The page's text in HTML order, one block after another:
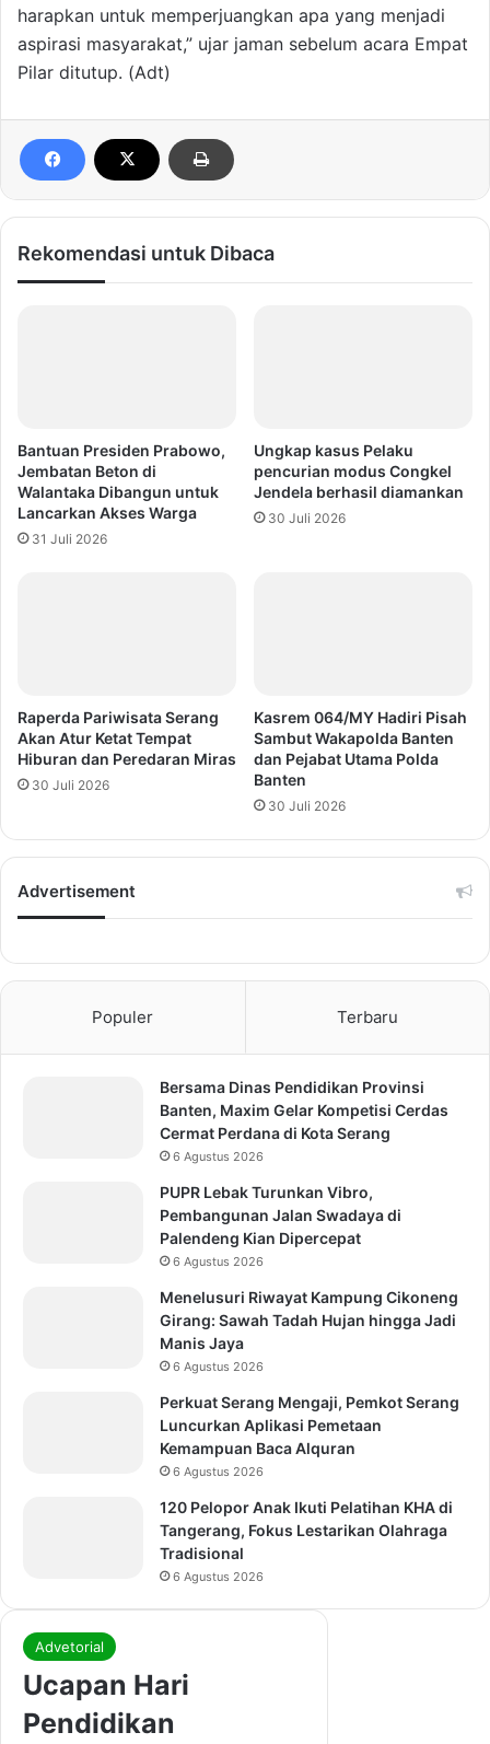
harapkan untuk memperjuangkan apa yang menjadi
aspirasi masyarakat,” ujar jaman sebelum acara Empat
Pilar ditutup. (Adt)
Rekomendasi untuk Dibaca
Bantuan Presiden Prabowo,
Jembatan Beton di
Walantaka Dibangun untuk
Lancarkan Akses Warga
31 Juli 2026
Ungkap kasus Pelaku
pencurian modus Congkel
Jendela berhasil diamankan
30 Juli 2026
Raperda Pariwisata Serang
Akan Atur Ketat Tempat
Hiburan dan Peredaran Miras
30 Juli 2026
Kasrem 064/MY Hadiri Pisah
Sambut Wakapolda Banten
dan Pejabat Utama Polda
Banten
30 Juli 2026
Advertisement
Populer Terbaru
Bersama Dinas Pendidikan Provinsi
Banten, Maxim Gelar Kompetisi Cerdas
Cermat Perdana di Kota Serang
6 Agustus 2026
PUPR Lebak Turunkan Vibro,
Pembangunan Jalan Swadaya di
Palendeng Kian Dipercepat
6 Agustus 2026
Menelusuri Riwayat Kampung Cikoneng
Girang: Sawah Tadah Hujan hingga Jadi
Manis Jaya
6 Agustus 2026
Perkuat Serang Mengaji, Pemkot Serang
Luncurkan Aplikasi Pemetaan
Kemampuan Baca Alquran
6 Agustus 2026
120 Pelopor Anak Ikuti Pelatihan KHA di
Tangerang, Fokus Lestarikan Olahraga
Tradisional
6 Agustus 2026